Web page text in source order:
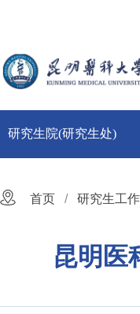
研究生院(研究生处)
首页 研究生工作
昆明医